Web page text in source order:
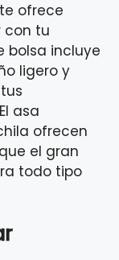
ofrece
con tu
bolsa incluye
ligero y
asa
ofrecen
el gran
todo tipo